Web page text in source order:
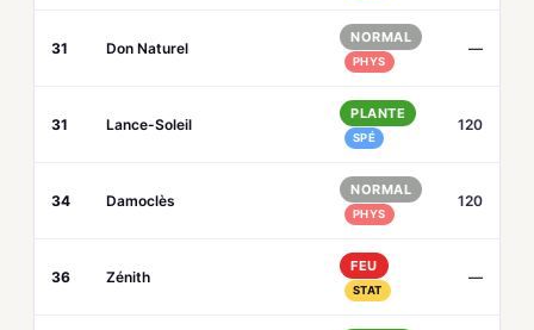
31 Don Naturel
NORMAL
PHYS
—
31 Lance-Soleil
PLANTE
SPÉ
120
34 Damoclès
NORMAL
PHYS
120
36 Zénith
FEU
STAT
—